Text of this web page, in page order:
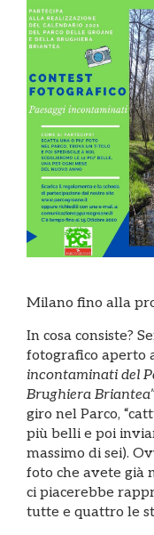
Milano fino alla
In cosa consiste?
fotografico aperto
incontaminati del
Brughiera
giro nel Parco,
più belli e poi
massimo di sei).
foto che avete già
ci piacerebbe
tutte e quattro le